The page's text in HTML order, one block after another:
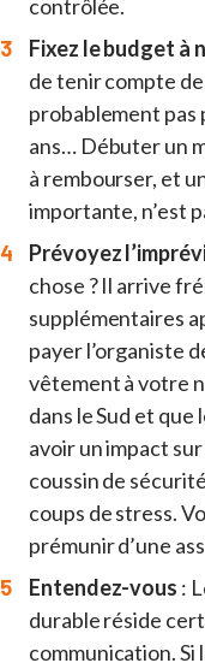
contrôlée.
Fixez le budget à
de tenir compte
probablement pas
ans… Débuter un
à rembourser, et
importante, n’est
Prévoyez
chose ? Il arrive
supplémentaires
payer l’organiste
vêtement à votre
dans le Sud et que
avoir un impact
coussin de
coups de stress.
prémunir d’une
Entendez-vous :
durable réside
communication. Si